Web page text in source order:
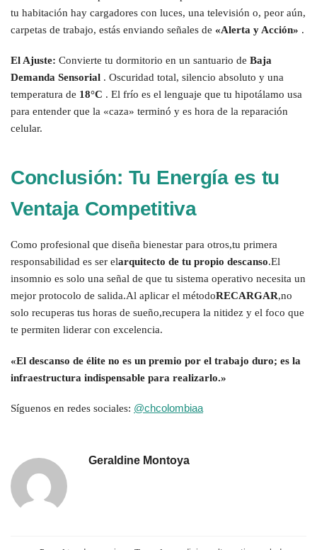
tu habitación hay cargadores con luces, una televisión o, peor aún,
carpetas de trabajo, estás enviando señales de «Alerta y Acción» .
El Ajuste: Convierte tu dormitorio en un santuario de Baja
Demanda Sensorial . Oscuridad total, silencio absoluto y una
temperatura de 18°C . El frío es el lenguaje que tu hipotálamo usa
para entender que la «caza» terminó y es hora de la reparación
celular.
Conclusión: Tu Energía es tu
Ventaja Competitiva
Como profesional que diseña bienestar para otros,tu primera
responsabilidad es ser elarquitecto de tu propio descanso.El
insomnio es solo una señal de que tu sistema operativo necesita un
mejor protocolo de salida.Al aplicar el métodoRECARGAR,no
solo recuperas tus horas de sueño,recupera la nitidez y el foco que
te permiten liderar con excelencia.
«El descanso de élite no es un premio por el trabajo duro; es la
infraestructura indispensable para realizarlo.»
Síguenos en redes sociales: @chcolombiaa
Geraldine Montoya